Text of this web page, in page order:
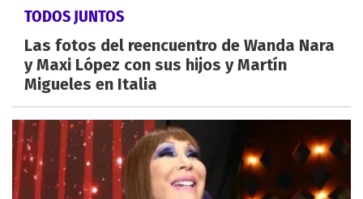
TODOS JUNTOS
Las fotos del reencuentro de Wanda Nara
y Maxi López con sus hijos y Martín
Migueles en Italia